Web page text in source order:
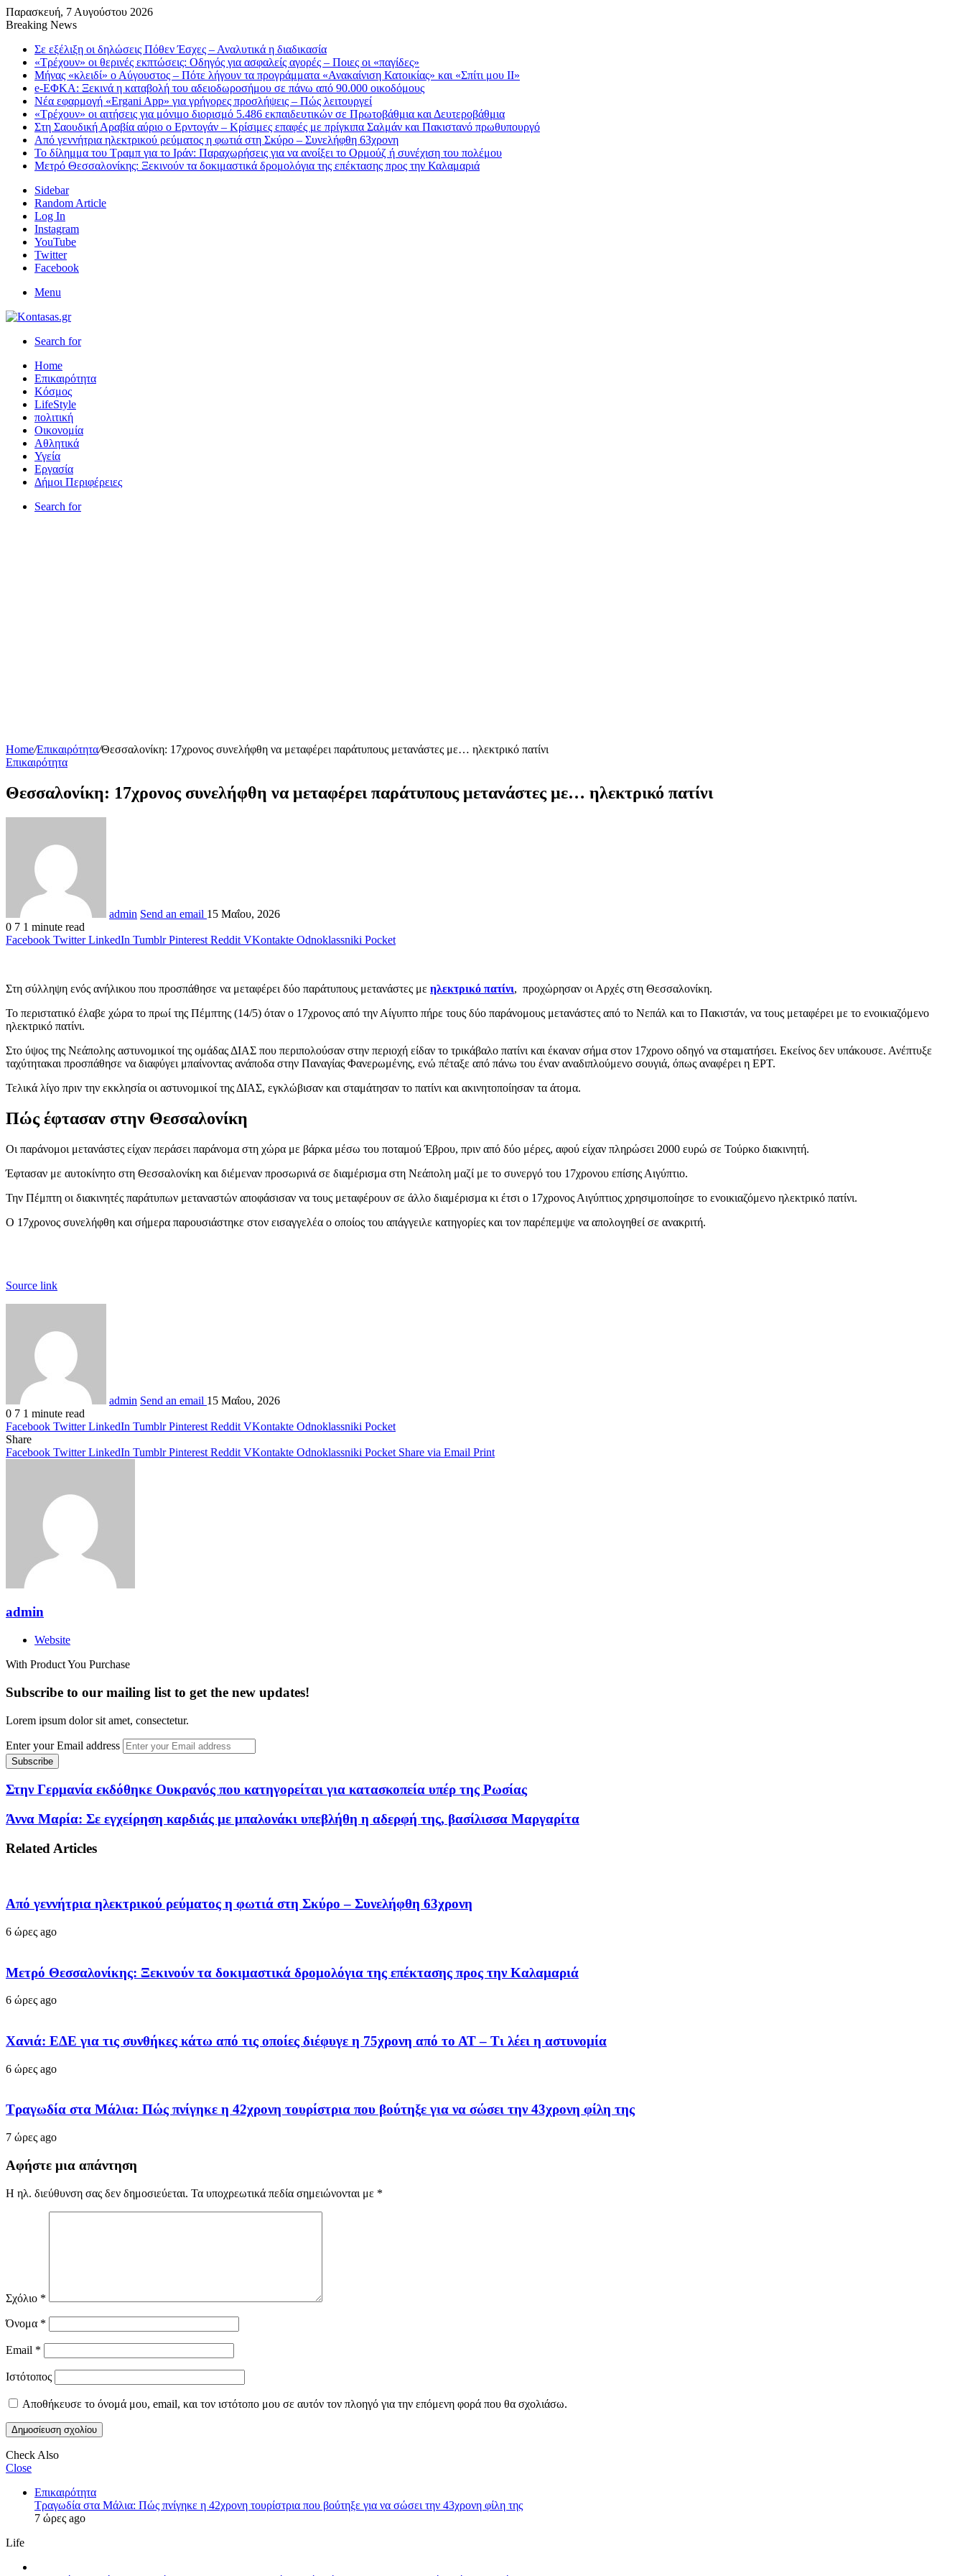
Παρασκευή, 7 Αυγούστου 2026
Breaking News
Σε εξέλιξη οι δηλώσεις Πόθεν Έσχες – Αναλυτικά η διαδικασία
«Τρέχουν» οι θερινές εκπτώσεις: Οδηγός για ασφαλείς αγορές – Ποιες οι «παγίδες»
Μήνας «κλειδί» ο Αύγουστος – Πότε λήγουν τα προγράμματα «Ανακαίνιση Κατοικίας» και «Σπίτι μου ΙΙ»
e-ΕΦΚΑ: Ξεκινά η καταβολή του αδειοδωροσήμου σε πάνω από 90.000 οικοδόμους
Νέα εφαρμογή «Ergani App» για γρήγορες προσλήψεις – Πώς λειτουργεί
«Τρέχουν» οι αιτήσεις για μόνιμο διορισμό 5.486 εκπαιδευτικών σε Πρωτοβάθμια και Δευτεροβάθμια
Στη Σαουδική Αραβία αύριο ο Ερντογάν – Κρίσιμες επαφές με πρίγκιπα Σαλμάν και Πακιστανό πρωθυπουργό
Από γεννήτρια ηλεκτρικού ρεύματος η φωτιά στη Σκύρο – Συνελήφθη 63χρονη
Το δίλημμα του Τραμπ για το Ιράν: Παραχωρήσεις για να ανοίξει το Ορμούζ ή συνέχιση του πολέμου
Μετρό Θεσσαλονίκης: Ξεκινούν τα δοκιμαστικά δρομολόγια της επέκτασης προς την Καλαμαριά
Sidebar
Random Article
Log In
Instagram
YouTube
Twitter
Facebook
Menu
Search for
Home
Επικαιρότητα
Κόσμος
LifeStyle
πολιτική
Οικονομία
Αθλητικά
Υγεία
Εργασία
Δήμοι Περιφέρειες
Search for
Home/Επικαιρότητα/Θεσσαλονίκη: 17χρονος συνελήφθη να μεταφέρει παράτυπους μετανάστες με… ηλεκτρικό πατίνι
Επικαιρότητα
Θεσσαλονίκη: 17χρονος συνελήφθη να μεταφέρει παράτυπους μετανάστες με… ηλεκτρικό πατίνι
admin Send an email 15 Μαΐου, 2026
0 7 1 minute read
Facebook Twitter LinkedIn Tumblr Pinterest Reddit VKontakte Odnoklassniki Pocket
Στη σύλληψη ενός ανήλικου που προσπάθησε να μεταφέρει δύο παράτυπους μετανάστες με ηλεκτρικό πατίνι, προχώρησαν οι Αρχές στη Θεσσαλονίκη.
Το περιστατικό έλαβε χώρα το πρωί της Πέμπτης (14/5) όταν ο 17χρονος από την Αίγυπτο πήρε τους δύο παράνομους μετανάστες από το Νεπάλ και το Πακιστάν, να τους μεταφέρει με το ενοικιαζόμενο
ηλεκτρικό πατίνι.
Στο ύψος της Νεάπολης αστυνομικοί της ομάδας ΔΙΑΣ που περιπολούσαν στην περιοχή είδαν το τρικάβαλο πατίνι και έκαναν σήμα στον 17χρονο οδηγό να σταματήσει. Εκείνος δεν υπάκουσε. Ανέπτυξε
ταχύτητακαι προσπάθησε να διαφύγει μπαίνοντας ανάποδα στην Παναγίας Φανερωμένης, ενώ πέταξε από πάνω του έναν αναδιπλούμενο σουγιά, όπως αναφέρει η ΕΡΤ.
Τελικά λίγο πριν την εκκλησία οι αστυνομικοί της ΔΙΑΣ, εγκλώβισαν και σταμάτησαν το πατίνι και ακινητοποίησαν τα άτομα.
Πώς έφτασαν στην Θεσσαλονίκη
Οι παράνομοι μετανάστες είχαν περάσει παράνομα στη χώρα με βάρκα μέσω του ποταμού Έβρου, πριν από δύο μέρες, αφού είχαν πληρώσει 2000 ευρώ σε Τούρκο διακινητή.
Έφτασαν με αυτοκίνητο στη Θεσσαλονίκη και διέμεναν προσωρινά σε διαμέρισμα στη Νεάπολη μαζί με το συνεργό του 17χρονου επίσης Αιγύπτιο.
Την Πέμπτη οι διακινητές παράτυπων μεταναστών αποφάσισαν να τους μεταφέρουν σε άλλο διαμέρισμα κι έτσι ο 17χρονος Αιγύπτιος χρησιμοποίησε το ενοικιαζόμενο ηλεκτρικό πατίνι.
Ο 17χρονος συνελήφθη και σήμερα παρουσιάστηκε στον εισαγγελέα ο οποίος του απάγγειλε κατηγορίες και τον παρέπεμψε να απολογηθεί σε ανακριτή.
Source link
admin Send an email 15 Μαΐου, 2026
0 7 1 minute read
Facebook Twitter LinkedIn Tumblr Pinterest Reddit VKontakte Odnoklassniki Pocket
Share
Facebook Twitter LinkedIn Tumblr Pinterest Reddit VKontakte Odnoklassniki Pocket Share via Email Print
admin
Website
With Product You Purchase
Subscribe to our mailing list to get the new updates!
Lorem ipsum dolor sit amet, consectetur.
Enter your Email address
Στην Γερμανία εκδόθηκε Ουκρανός που κατηγορείται για κατασκοπεία υπέρ της Ρωσίας
Άννα Μαρία: Σε εγχείρηση καρδιάς με μπαλονάκι υπεβλήθη η αδερφή της, βασίλισσα Μαργαρίτα
Related Articles
Από γεννήτρια ηλεκτρικού ρεύματος η φωτιά στη Σκύρο – Συνελήφθη 63χρονη
6 ώρες ago
Μετρό Θεσσαλονίκης: Ξεκινούν τα δοκιμαστικά δρομολόγια της επέκτασης προς την Καλαμαριά
6 ώρες ago
Χανιά: ΕΔΕ για τις συνθήκες κάτω από τις οποίες διέφυγε η 75χρονη από το ΑΤ – Τι λέει η αστυνομία
6 ώρες ago
Τραγωδία στα Μάλια: Πώς πνίγηκε η 42χρονη τουρίστρια που βούτηξε για να σώσει την 43χρονη φίλη της
7 ώρες ago
Αφήστε μια απάντηση
Η ηλ. διεύθυνση σας δεν δημοσιεύεται. Τα υποχρεωτικά πεδία σημειώνονται με *
Σχόλιο *
Όνομα *
Email *
Ιστότοπος
Αποθήκευσε το όνομά μου, email, και τον ιστότοπο μου σε αυτόν τον πλοηγό για την επόμενη φορά που θα σχολιάσω.
Check Also
Close
Επικαιρότητα
Τραγωδία στα Μάλια: Πώς πνίγηκε η 42χρονη τουρίστρια που βούτηξε για να σώσει την 43χρονη φίλη της
7 ώρες ago
Life